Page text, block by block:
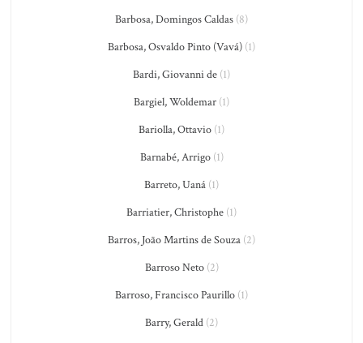
Barbosa, Domingos Caldas (8)
Barbosa, Osvaldo Pinto (Vavá) (1)
Bardi, Giovanni de (1)
Bargiel, Woldemar (1)
Bariolla, Ottavio (1)
Barnabé, Arrigo(1)
Barreto, Uaná (1)
Barriatier, Christophe (1)
Barros, João Martins de Souza (2)
Barroso Neto(2)
Barroso, Francisco Paurillo (1)
Barry, Gerald (2)